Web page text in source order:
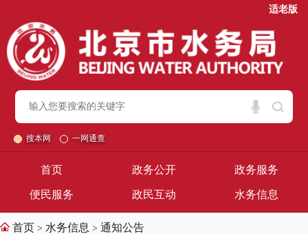
适老版
搜本网 一网通查
首页 政务公开 政务服务
便民服务 政民互动 水务信息
首页 > 水务信息 > 通知公告